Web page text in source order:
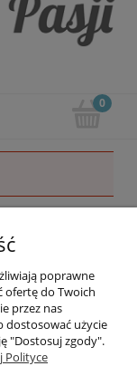
poprawne
ofertę do Twoich
przez nas
dostosować użycie
"Dostosuj zgody".
Polityce